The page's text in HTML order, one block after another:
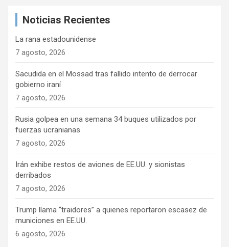
Noticias Recientes
La rana estadounidense
7 agosto, 2026
Sacudida en el Mossad tras fallido intento de derrocar
gobierno iraní
7 agosto, 2026
Rusia golpea en una semana 34 buques utilizados por
fuerzas ucranianas
7 agosto, 2026
Irán exhibe restos de aviones de EE.UU. y sionistas
derribados
7 agosto, 2026
Trump llama “traidores” a quienes reportaron escasez de
municiones en EE.UU.
6 agosto, 2026